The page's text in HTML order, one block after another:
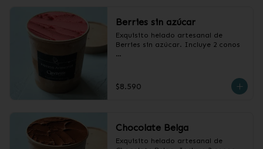
Berries sin azúcar
Exquisito helado artesanal de
Berries sin azúcar. Incluye 2 conos
$8.590
Chocolate Belga
Exquisito helado artesanal de